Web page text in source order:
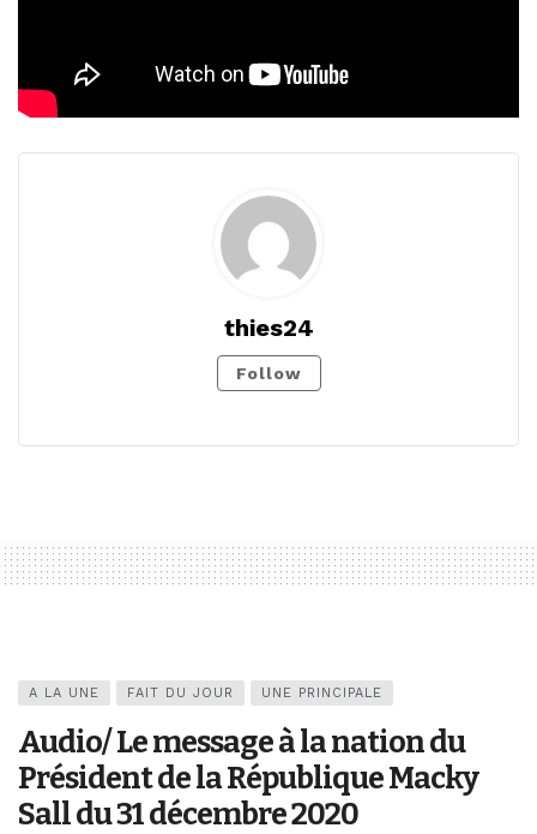
thies24
Follow
A LA UNE FAIT DU JOUR UNE PRINCIPALE
Audio/ Le message à la nation du
Président de la République Macky
Sall du 31 décembre 2020